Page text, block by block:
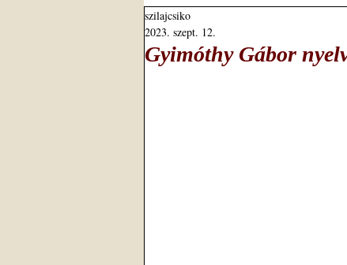
Gyimóthy Gábor
szilajcsiko
2023. szept. 12.